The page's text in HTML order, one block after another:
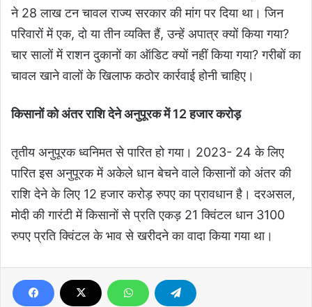
ने 28 लाख टन चावल राज्य सरकार की मांग पर दिया था। जिन
परिवारों में एक, दो या तीन व्यक्ति हैं, उन्हें अपात्र क्यों किया गया?
चार सालों में राशन दुकानों का ऑडिट क्यों नहीं किया गया? गरीबों का
चावल खाने वालों के खिलाफ कठोर कार्रवाई होनी चाहिए।
किसानों को अंतर राशि देने अनुपूरक में 12 हजार करोड़
तृतीय अनुपूरक ध्वनिमत से पारित हो गया। 2023- 24 के लिए
पारित इस अनुपूरक में अकेले धान बेचने वाले किसानों को अंतर की
राशि देने के लिए 12 हजार करोड़ रुपए का प्रावधान है। दरअसल,
मोदी की गारंटी में किसानों से प्रति एकड़ 21 क्विंटल धान 3100
रुपए प्रति क्विंटल के भाव से खरीदने का वादा किया गया था।